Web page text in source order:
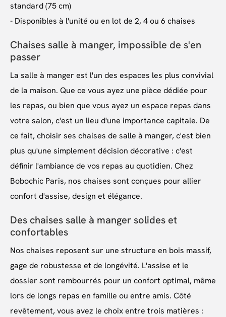
standard (75 cm)
- Disponibles à l'unité ou en lot de 2, 4 ou 6 chaises
Chaises salle à manger, impossible de s'en
passer
La salle à manger est l'un des espaces les plus convivial
de la maison. Que ce vous ayez une pièce dédiée pour
les repas, ou bien que vous ayez un espace repas dans
votre salon, c'est un lieu d'une importance capitale. De
ce fait, choisir ses chaises de salle à manger, c'est bien
plus qu'une simplement décision décorative : c'est
définir l'ambiance de vos repas au quotidien. Chez
Bobochic Paris, nos chaises sont conçues pour allier
confort d'assise, design et élégance.
Des chaises salle à manger solides et
confortables
Nos chaises reposent sur une structure en bois massif,
gage de robustesse et de longévité. L'assise et le
dossier sont rembourrés pour un confort optimal, même
lors de longs repas en famille ou entre amis. Côté
revêtement, vous avez le choix entre trois matières :